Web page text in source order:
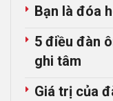
Bạn là đóa
5 điều đàn
ghi tâm
Giá trị của